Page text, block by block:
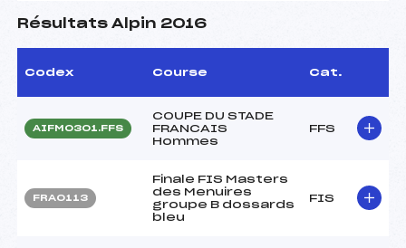
Résultats Alpin 2016
Codex Course Cat.
AIFM0301.FFS
COUPE DU STADE
FRANCAIS
Hommes
FFS
FRA0113
Finale FIS Masters
des Menuires
groupe B dossards
bleu
FIS